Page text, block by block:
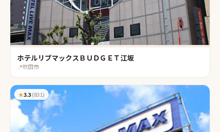
ホテルリブマックスＢＵＤＧＥＴ江坂
📍吹田市
★3.3(831)